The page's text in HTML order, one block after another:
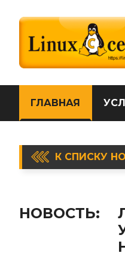
ГЛАВНАЯ
К СПИСКУ
НОВОСТЬ: